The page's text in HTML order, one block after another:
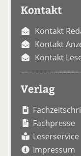
Kontakt
Kontakt
Kontakt
Kontakt
Verlag
Fachpresse
Leserservice
Impressum